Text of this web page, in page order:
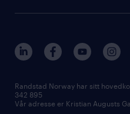
presse
våre kontorer
Randstad Norway har sitt
342 895
Vår adresse er Kristian Augusts